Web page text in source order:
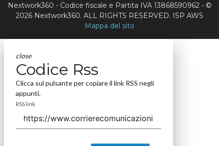
Nextwork360 - Codice fiscale e Partita IVA 13868590962 - ©
2026 Nextwork360. ALL RIGHTS RESERVED. ISP AWS
Mappa del sito
close
Codice Rss
Clicca sul pulsante per copiare il link RSS negli
appunti.
RSS link